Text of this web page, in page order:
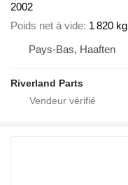
2002
Poids net à vide 1 820 kg
Pays-Bas, Haaften
Riverland Parts